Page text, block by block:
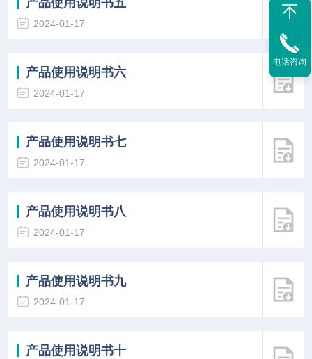
产品使用说明书五
2024-01-17
产品使用说明书六
2024-01-17
产品使用说明书七
2024-01-17
产品使用说明书八
2024-01-17
产品使用说明书九
2024-01-17
产品使用说明书十
电话咨询